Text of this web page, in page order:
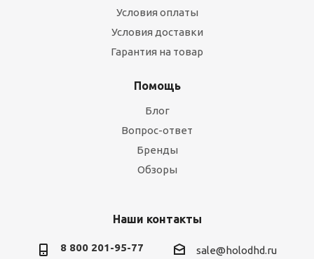
Условия оплаты
Условия доставки
Гарантия на товар
Помощь
Блог
Вопрос-ответ
Бренды
Обзоры
Наши контакты
8 800 201-95-77 sale@holodhd.ru